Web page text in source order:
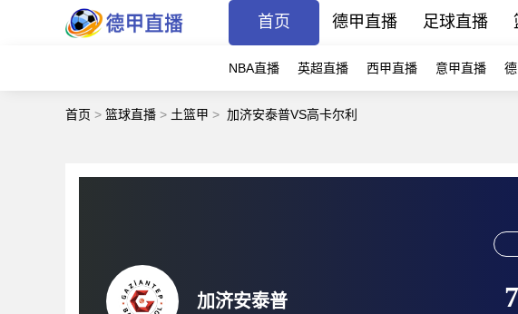
首页 德甲直播 足球直播
NBA直播 英超直播 西甲直播 意甲直播
首页 > 篮球直播 > 土篮甲 > 加济安泰普VS高卡尔利
加济安泰普